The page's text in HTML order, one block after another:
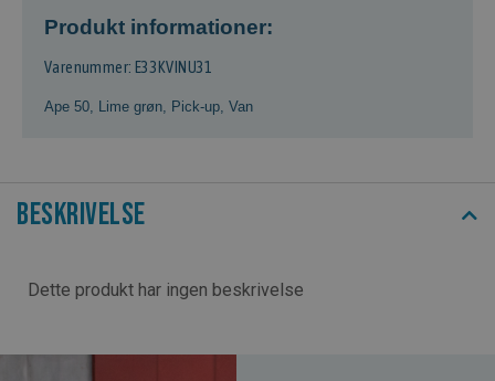
Produkt informationer:
Varenummer: E33KVINU31
Ape 50 Lime grøn Pick-up Van
Beskrivelse
Dette produkt har ingen beskrivelse